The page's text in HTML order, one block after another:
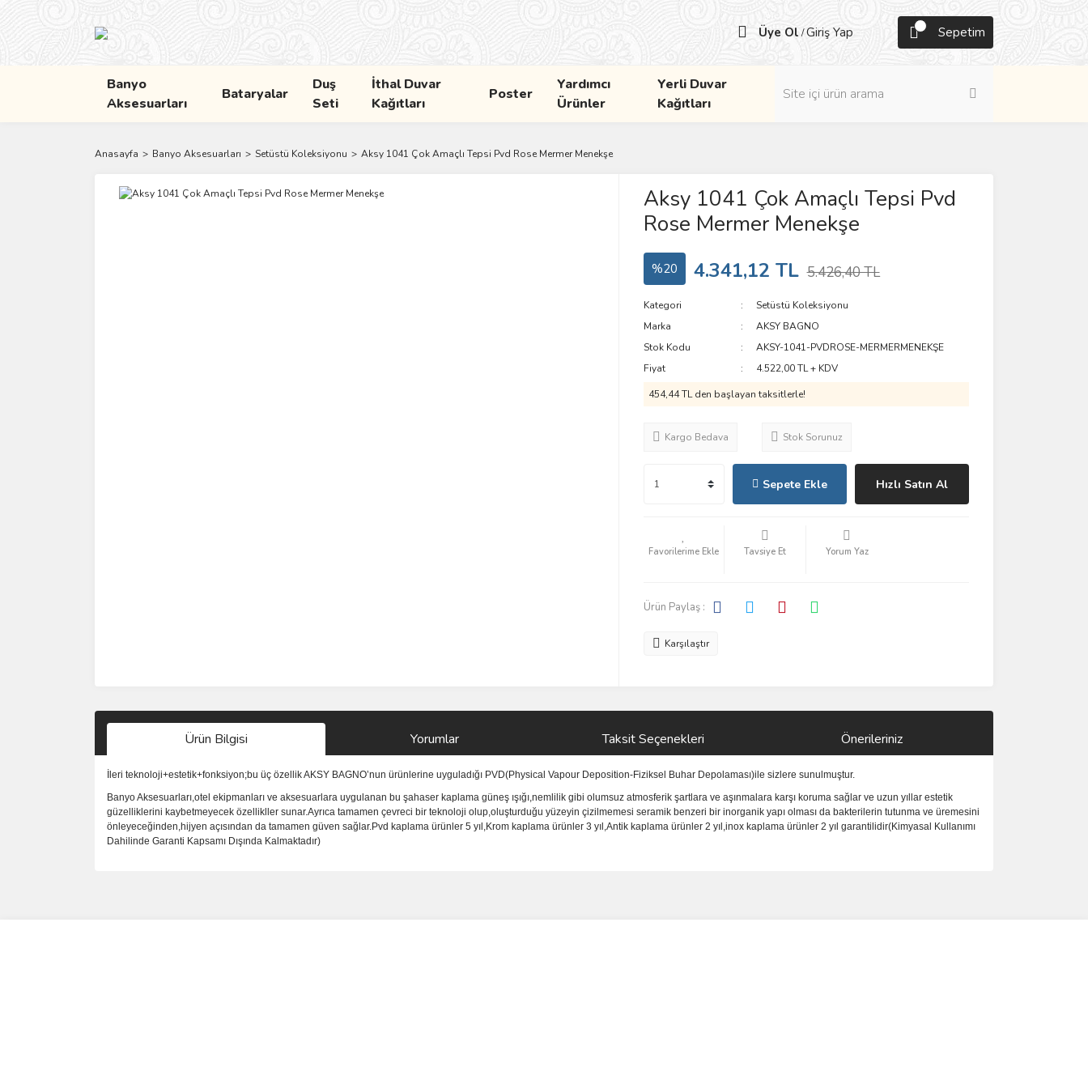
Üye Ol /Giriş Yap Sepetim
Banyo
Aksesuarları
Bataryalar
Duş
Seti
İthal Duvar
Kağıtları
Poster
Yardımcı
Ürünler
Yerli Duvar
Kağıtları
Anasayfa Banyo Aksesuarları Setüstü Koleksiyonu Aksy 1041 Çok Amaçlı Tepsi Pvd Rose Mermer Menekşe
Aksy 1041 Çok Amaçlı Tepsi Pvd
Rose Mermer Menekşe
%20 4.341,12 TL 5.426,40 TL
Kategori
Setüstü Koleksiyonu
Marka
AKSY BAGNO
Stok Kodu
AKSY-1041-PVDROSE-MERMERMENEKŞE
Fiyat
4.522,00 TL + KDV
454,44 TL den başlayan taksitlerle!
Kargo Bedava Stok Sorunuz
Sepete Ekle Hızlı Satın Al
Tavsiye Et Yorum Yaz
Ürün Paylaş :
Karşılaştır
Ürün Bilgisi Yorumlar Taksit Seçenekleri Önerileriniz
İleri teknoloji+estetik+fonksiyon;bu üç özellik AKSY BAGNO’nun ürünlerine uyguladığı PVD(Physical Vapour Deposition-Fiziksel Buhar Depolaması)ile sizlere sunulmuştur.
Banyo Aksesuarları,otel ekipmanları ve aksesuarlara uygulanan bu şahaser kaplama güneş ışığı,nemlilik gibi olumsuz atmosferik şartlara ve aşınmalara karşı koruma sağlar ve uzun yıllar estetik
güzelliklerini kaybetmeyecek özellikller sunar.Ayrıca tamamen çevreci bir teknoloji olup,oluşturduğu yüzeyin çizilmemesi seramik benzeri bir inorganik yapı olması da bakterilerin tutunma ve üremesini
önleyeceğinden,hijyen açısından da tamamen güven sağlar.Pvd kaplama ürünler 5 yıl,Krom kaplama ürünler 3 yıl,Antik kaplama ürünler 2 yıl,inox kaplama ürünler 2 yıl garantilidir(Kimyasal Kullanımı
Dahilinde Garanti Kapsamı Dışında Kalmaktadır)